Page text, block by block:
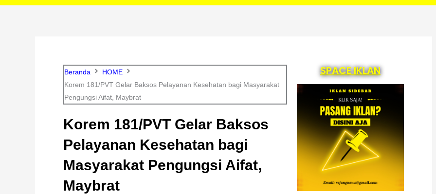
Beranda
HOME
Korem 181/PVT Gelar Baksos Pelayanan Kesehatan bagi Masyarakat
Pengungsi Aifat, Maybrat
Korem 181/PVT Gelar Baksos
Pelayanan Kesehatan bagi
Masyarakat Pengungsi Aifat,
Maybrat
SPACE IKLAN